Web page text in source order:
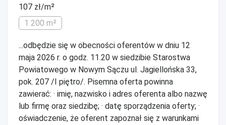
107 zł/m²
1 200 m²
...odbędzie się w obecności oferentów w dniu 12
maja 2026 r. o godz. 11.20 w siedzibie Starostwa
Powiatowego w Nowym Sączu ul. Jagiellońska 33,
pok. 207 /I piętro/. Pisemna oferta powinna
zawierać: · imię, nazwisko i adres oferenta albo nazwę
lub firmę oraz siedzibę; · datę sporządzenia oferty; ·
oświadczenie, że oferent zapoznał się z warunkami